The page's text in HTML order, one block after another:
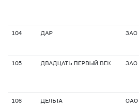
104 ДАР ЗАО
105 ДВАДЦАТЬ ПЕРВЫЙ ВЕК ЗАО
106 ДЕЛЬТА ОАО